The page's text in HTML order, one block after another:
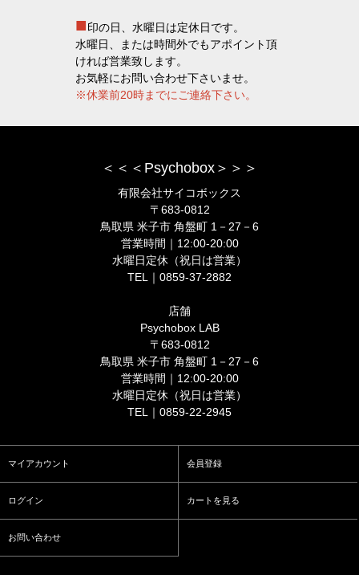
■印の日、水曜日は定休日です。
水曜日、または時間外でもアポイント頂
ければ営業致します。
お気軽にお問い合わせ下さいませ。
※休業前20時までにご連絡下さい。
＜＜＜Psychobox＞＞＞
有限会社サイコボックス
〒683-0812
鳥取県 米子市 角盤町 1－27－6
営業時間｜12:00-20:00
水曜日定休（祝日は営業）
TEL｜0859-37-2882
店舗
Psychobox LAB
〒683-0812
鳥取県 米子市 角盤町 1－27－6
営業時間｜12:00-20:00
水曜日定休（祝日は営業）
TEL｜0859-22-2945
マイアカウント 会員登録
ログイン カートを見る
お問い合わせ